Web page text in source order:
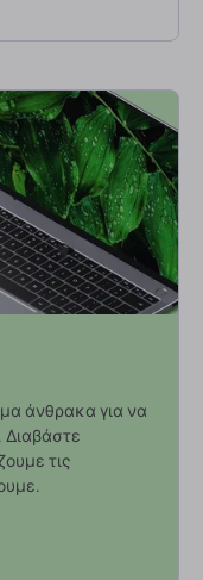
άνθρακα για να
τις